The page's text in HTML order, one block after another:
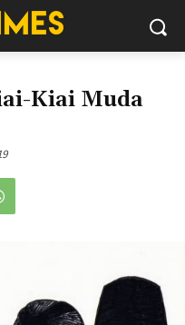
Kiai Muda